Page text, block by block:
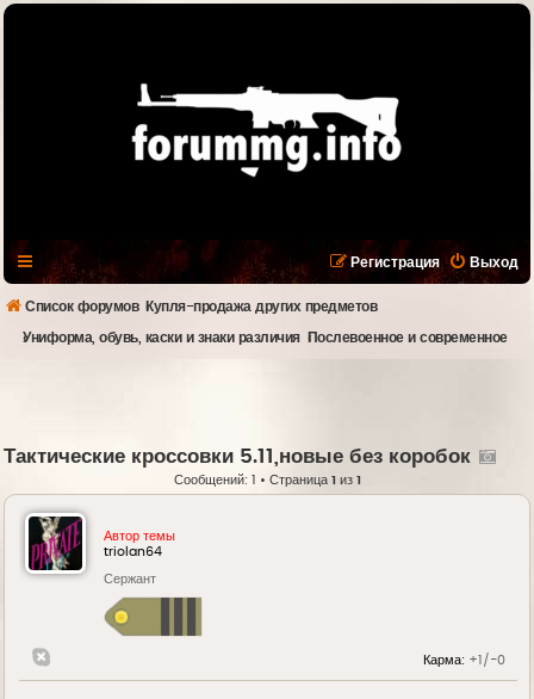
Выход
Регистрация
Список форумов Купля-продажа других предметов
Униформа, обувь, каски и знаки различия Послевоенное и современное
Тактические кроссовки 5.11,новые без коробок
Сообщений: 1 • Страница 1из 1
Автор темы
triolan64
Сержант
Карма: +1/-0